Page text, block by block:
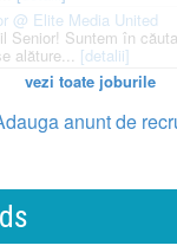
@ Elite Media United
Senior! Suntem în
alăture... [detalii]
vezi toate joburile
anunt de